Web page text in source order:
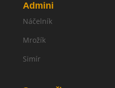
Admini
Náčelník
Mrožík
Simír